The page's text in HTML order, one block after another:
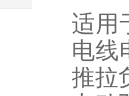
适用
电线
推拉